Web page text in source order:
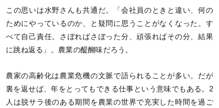
この思いは水野さんも共通だ。「会社員のときと違い、何の
ためにやっているのか、と疑問に思うことがなくなった。す
べて自己責任。さぼればさぼった分、頑張ればその分、結果
に跳ね返る」。農業の醍醐味だろう。
農家の高齢化は農業危機の文脈で語られることが多い。だが
裏を返せば、年をとってもできる仕事という意味でもある。2
人は脱サラ後のある期間を農業の世界で充実した時間を過ご